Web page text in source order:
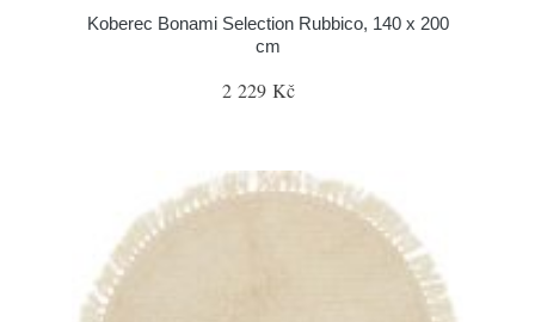
Koberec Bonami Selection Rubbico, 140 x 200
cm
2 229 Kč